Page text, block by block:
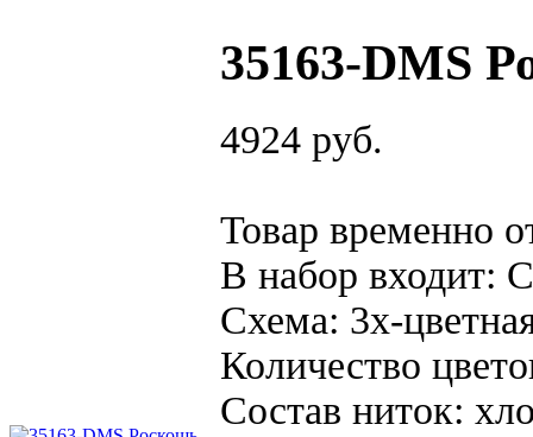
35163-DMS
4924 руб.
Товар временно
В набор входит:
Схема: 3х-
Количество
Состав ниток: